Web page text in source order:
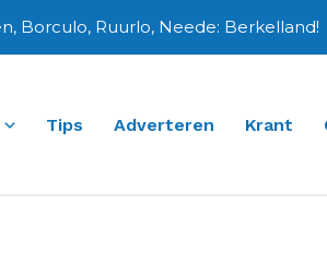
Borculo, Ruurlo, Neede: Berkelland!
Tips Adverteren Krant